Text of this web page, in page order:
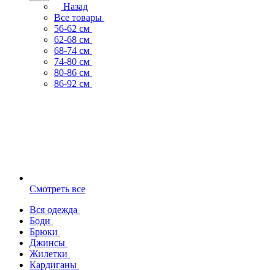
Назад
Все товары
56-62 см
62-68 см
68-74 см
74-80 см
80-86 см
86-92 см
Смотреть все
Вся одежда
Боди
Брюки
Джинсы
Жилетки
Кардиганы